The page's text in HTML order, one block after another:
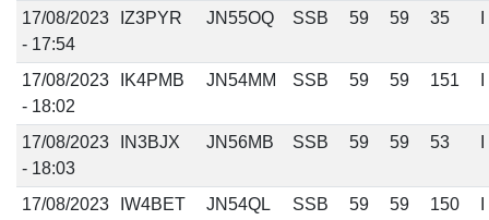
17/08/2023
- 17:54
IZ3PYR JN55OQ SSB 59 59 35
17/08/2023
- 18:02
IK4PMB JN54MM SSB 59 59 151
17/08/2023
- 18:03
IN3BJX JN56MB SSB 59 59 53
17/08/2023
IW4BET JN54QL SSB 59 59 150